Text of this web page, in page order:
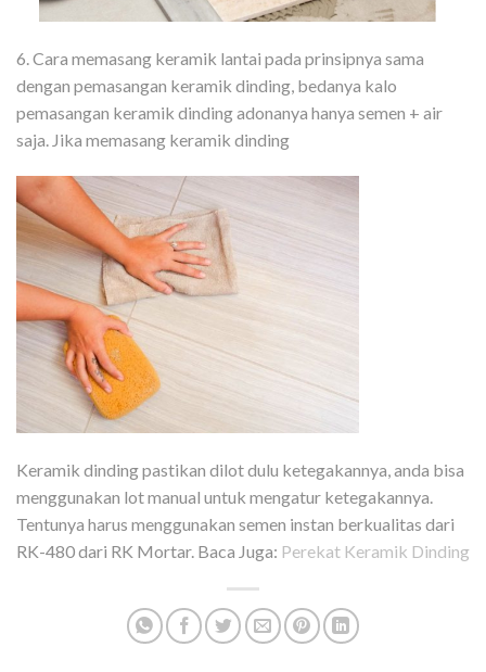
6. Cara memasang keramik lantai pada prinsipnya sama
dengan pemasangan keramik dinding, bedanya kalo
pemasangan keramik dinding adonanya hanya semen + air
saja. Jika memasang keramik dinding
Keramik dinding pastikan dilot dulu ketegakannya, anda bisa
menggunakan lot manual untuk mengatur ketegakannya.
Tentunya harus menggunakan semen instan berkualitas dari
RK-480 dari RK Mortar. Baca Juga: Perekat Keramik Dinding